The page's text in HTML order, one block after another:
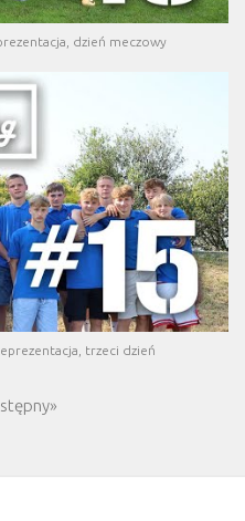
dzień meczowy
trzeci dzień
»